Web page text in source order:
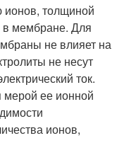
ионов, толщиной
мембране. Для
не влияет на
не несут
ток.
ее ионной
ионов,